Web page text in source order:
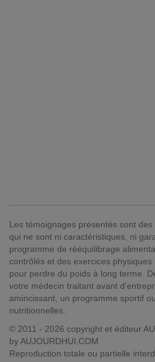
Les témoignages présentés sont
qui ne sont ni caractéristiques, ni
programme de rééquilibrage
contrôlés et des exercices
pour perdre du poids à long terme.
votre médecin traitant avant
amincissant, un programme sportif
nutritionnelles.
© 2011 - 2026 copyright et éditeur
by AUJOURDHUI.COM
Reproduction totale ou partielle